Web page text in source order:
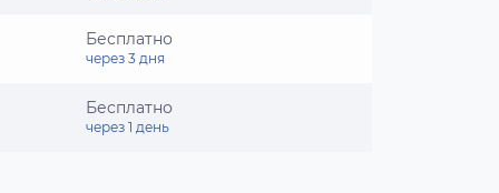
Бесплатно
через 3 дня
Бесплатно
через 1 день